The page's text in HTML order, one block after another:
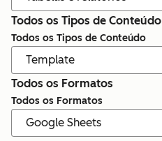
Todos os Tipos de Conteúdo
Todos os Tipos de Conteúdo
Todos os Formatos
Todos os Formatos